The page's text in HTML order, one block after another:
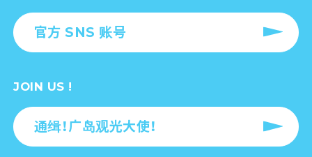
官方 SNS 账号
JOIN US !
通缉！广岛观光大使！